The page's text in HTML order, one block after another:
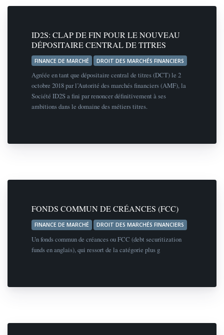
ID2S: CLAP DE FIN POUR LE NOUVEAU
DÉPOSITAIRE CENTRAL DE TITRES
FINANCE DE MARCHÉ DROIT DES MARCHÉS FINANCIERS
Agréée en tant que dépositaire central de titres (DCT) le 2
octobre 2018 par l’Autorité des marchés financiers (AMF), la
Société ID2S a fini par renoncer définitivement à ses
ambitions dans le domaine des métiers titres.
FONDS COMMUN DE CRÉANCES (FCC)
FINANCE DE MARCHÉ DROIT DES MARCHÉS FINANCIERS
Un fonds commun de créances ou FCC (debt securitization
funds en anglais), qui ressort de la catégorie plus g